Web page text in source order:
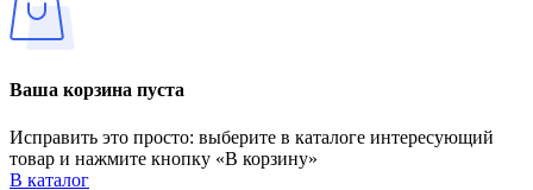
Ваша корзина пуста
Исправить это просто: выберите в каталоге интересующий
товар и нажмите кнопку «В корзину»
В каталог